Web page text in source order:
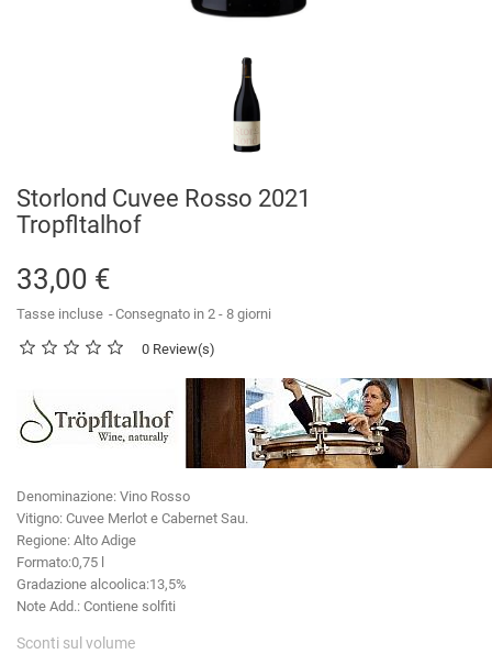
Storlond Cuvee Rosso 2021
Tropfltalhof
33,00 €
Tasse incluse Consegnato in 2 - 8 giorni
0 Review(s)
Denominazione: Vino Rosso
Vitigno: Cuvee Merlot e Cabernet Sau.
Regione: Alto Adige
Formato:0,75 l
Gradazione alcoolica:13,5%
Note Add.: Contiene solfiti
Sconti sul volume